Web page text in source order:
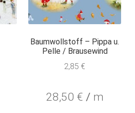
Baumwollstoff – Pippa u.
Pelle / Brausewind
2,85€
28,50 € / m